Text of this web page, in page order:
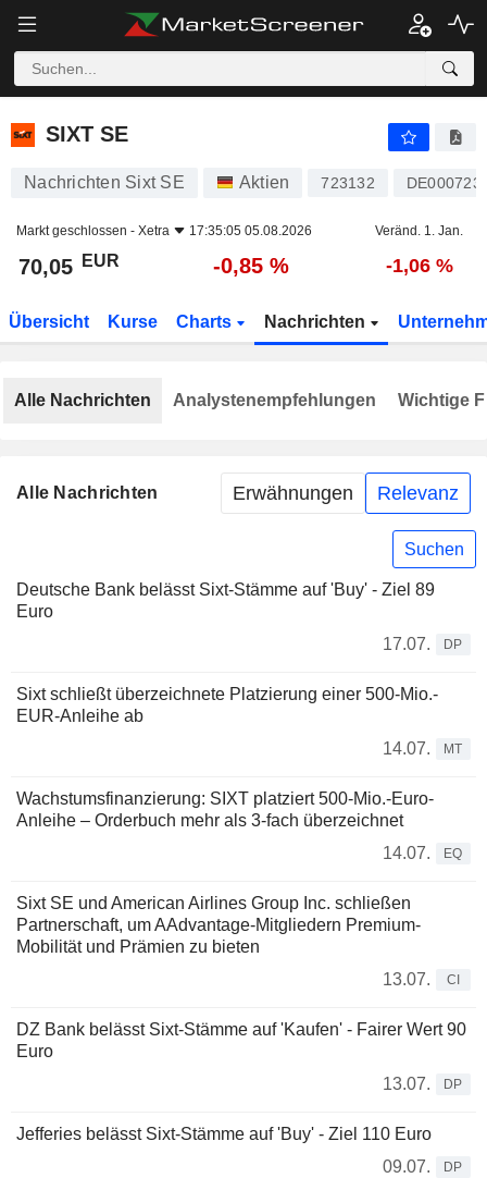
SIXT SE
SIXT SE
Nachrichten Sixt SE Aktien 723132
Markt geschlossen - Xetra 17:35:05 05.08.2026 Veränd. 1. Jan.
70,05 EUR -0,85 % -1,06 %
Übersicht Kurse Charts Nachrichten
Alle Nachrichten Erwähnungen Relevanz
Suchen
Deutsche Bank belässt Sixt-Stämme auf 'Buy' - Ziel 89
Euro
17.07.
DP
Sixt schließt überzeichnete Platzierung einer 500-Mio.-
EUR-Anleihe ab
14.07.
MT
Wachstumsfinanzierung: SIXT platziert 500-Mio.-Euro-
Anleihe – Orderbuch mehr als 3-fach überzeichnet
14.07.
EQ
Sixt SE und American Airlines Group Inc. schließen
Partnerschaft, um AAdvantage-Mitgliedern Premium-
Mobilität und Prämien zu bieten
13.07.
CI
DZ Bank belässt Sixt-Stämme auf 'Kaufen' - Fairer Wert 90
Euro
13.07.
DP
Jefferies belässt Sixt-Stämme auf 'Buy' - Ziel 110 Euro
09.07.
DP
Alle Nachrichten Analystenempfehlungen Wichtige